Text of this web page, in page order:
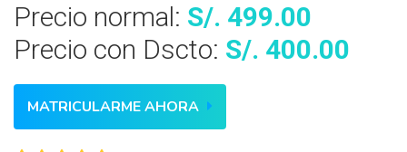
Precio normal: S/. 499.00
Precio con Dscto: S/. 400.00
MATRICULARME AHORA